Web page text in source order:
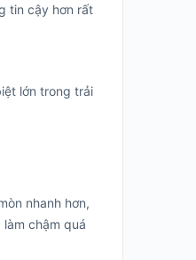
tin cậy hơn rất
lớn trong trải
nhanh hơn,
chậm quá